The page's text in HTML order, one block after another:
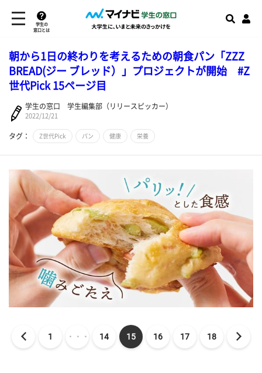
学生の
窓口とは
朝から1日の終わりを考えるための朝食パン「ZZZ
BREAD(ジー ブレッド）」プロジェクトが開始 #Z
世代Pick 15ページ目
学生の窓口 学生編集部（リリースピッカー）
2022/12/21
タグ： Z世代Pick パン 健康 栄養
1 ・・・ 14 15 16 17 18